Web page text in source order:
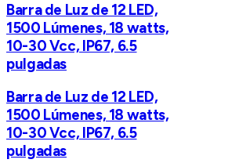
Barra de Luz de 12 LED,
1500 Lúmenes, 18 watts,
10-30 Vcc, IP67, 6.5
pulgadas
Barra de Luz de 12 LED,
1500 Lúmenes, 18 watts,
10-30 Vcc, IP67, 6.5
pulgadas